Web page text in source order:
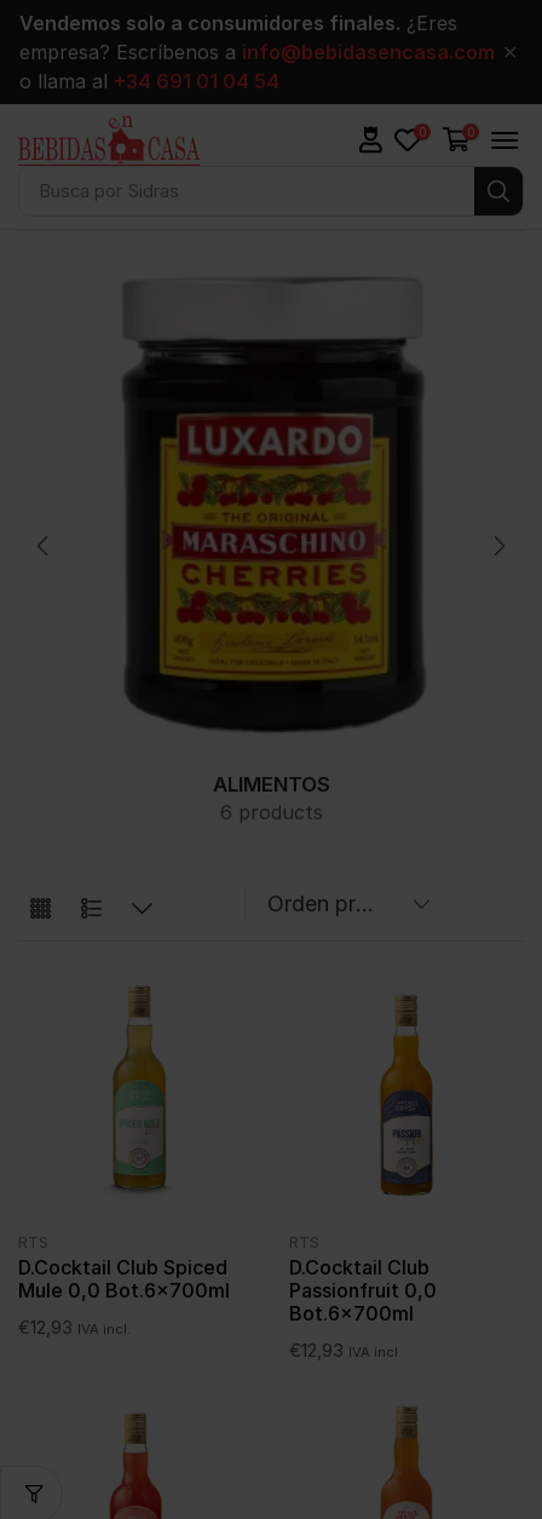
Vendemos solo a consumidores finales. ¿Eres
empresa? Escríbenos a info@bebidasencasa.com
o llama al +34 691 01 04 54
✕
Busca por Vinos
0 0
ALIMENTOS
6 products
RTS
D.Cocktail Club Spiced
Mule 0,0 Bot.6x700ml
€12,93 IVA incl.
RTS
D.Cocktail Club
Passionfruit 0,0
Bot.6x700ml
€12,93 IVA incl.